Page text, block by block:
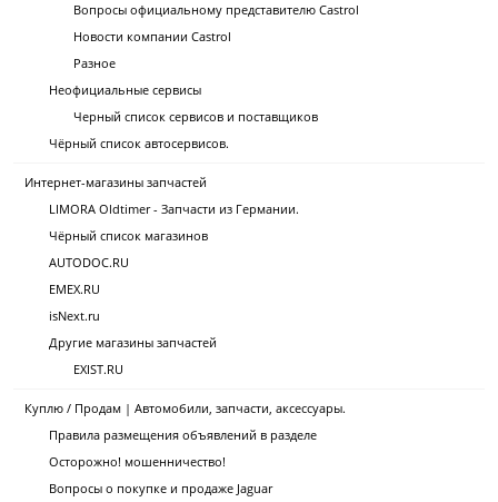
Вопросы официальному представителю Castrol
Новости компании Castrol
Разное
Неофициальные сервисы
Черный список сервисов и поставщиков
Чёрный список автосервисов.
Интернет-магазины запчастей
LIMORA Oldtimer - Запчасти из Германии.
Чёрный список магазинов
AUTODOC.RU
EMEX.RU
isNext.ru
Другие магазины запчастей
EXIST.RU
Куплю / Продам | Автомобили, запчасти, аксессуары.
Правила размещения объявлений в разделе
Осторожно! мошенничество!
Вопросы о покупке и продаже Jaguar